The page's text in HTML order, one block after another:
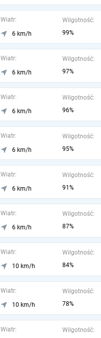
Wiatr:
6 km/h
Wilgotność:
99%
Wiatr:
6 km/h
Wilgotność:
97%
Wiatr:
6 km/h
Wilgotność:
96%
Wiatr:
6 km/h
Wilgotność:
95%
Wiatr:
6 km/h
Wilgotność:
91%
Wiatr:
6 km/h
Wilgotność:
87%
Wiatr:
10 km/h
Wilgotność:
84%
Wiatr:
10 km/h
Wilgotność:
78%
Wiatr:
Wilgotność: